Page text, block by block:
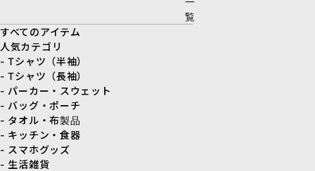
覧
すべてのアイテム
人気カテゴリ
- Tシャツ（半袖）
- Tシャツ（長袖）
- パーカー・スウェット
- バッグ・ポーチ
- タオル・布製品
- キッチン・食器
- スマホグッズ
- 生活雑貨